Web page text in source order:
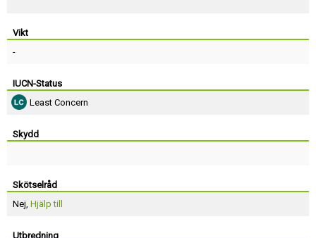
Vikt
-
IUCN-Status
Least Concern
Skydd
Skötselråd
Nej, Hjälp till
Utbredning